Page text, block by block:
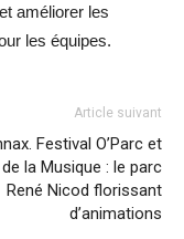
améliorer les
les équipes.
Article suivant
Festival O’Parc et
la Musique : le parc
René Nicod florissant
d’animations